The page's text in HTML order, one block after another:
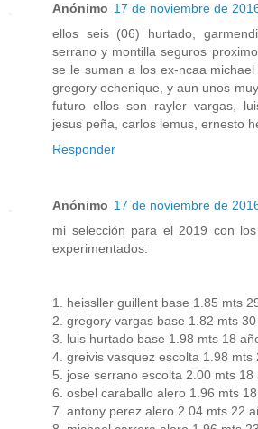
Anónimo 17 de noviembre de
ellos seis (06) hurtado,
serrano y montilla seguros
se le suman a los ex-ncaa
gregory echenique, y aun unos
futuro ellos son rayler vargas,
jesus peña, carlos lemus, ernesto
Responder
Anónimo 17 de noviembre de
mi selección para el 2019 con
experimentados:
1. heissller guillent base 1.85 mts
2. gregory vargas base 1.82 mts
3. luis hurtado base 1.98 mts 18
4. greivis vasquez escolta 1.98 mts
5. jose serrano escolta 2.00 mts 18
6. osbel caraballo alero 1.96 mts
7. antony perez alero 2.04 mts 22